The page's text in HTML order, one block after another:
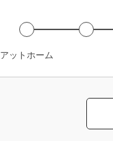
アットホーム